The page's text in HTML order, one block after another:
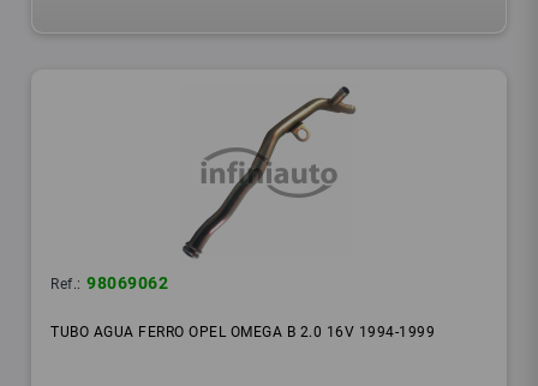
Ref.: 98069062
TUBO AGUA FERRO OPEL OMEGA B 2.0 16V 1994-1999